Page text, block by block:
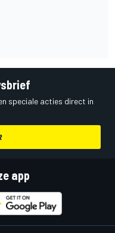
speciale acties direct in
app